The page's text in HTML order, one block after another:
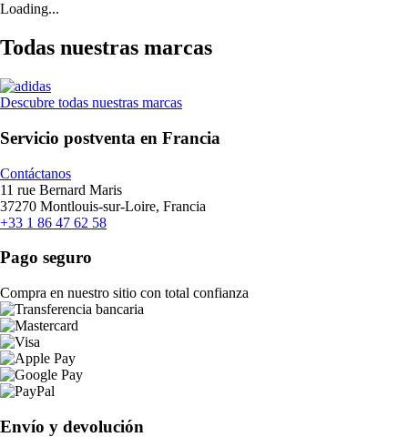
Loading...
Todas nuestras marcas
Descubre todas nuestras marcas
Servicio postventa en Francia
Contáctanos
11 rue Bernard Maris
37270 Montlouis-sur-Loire, Francia
+33 1 86 47 62 58
Pago seguro
Compra en nuestro sitio con total confianza
Envío y devolución